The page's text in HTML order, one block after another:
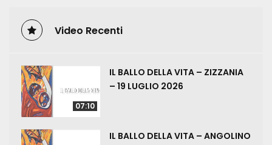
Video Recenti
07:10
IL BALLO DELLA VITA – ZIZZANIA
– 19 LUGLIO 2026
IL BALLO DELLA VITA – ANGOLINO